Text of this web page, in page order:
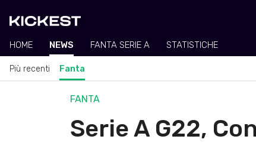
HOME NEWS FANTA SERIE A STATISTICHE
Più recenti Fanta
FANTA
Serie A G22,